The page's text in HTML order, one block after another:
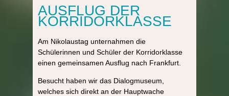
AUSFLUG DER
KORRIDORKLASSE
Am Nikolaustag unternahmen die
Schülerinnen und Schüler der Korridorklasse
einen gemeinsamen Ausflug nach Frankfurt.
Besucht haben wir das Dialogmuseum,
welches sich direkt an der Hauptwache